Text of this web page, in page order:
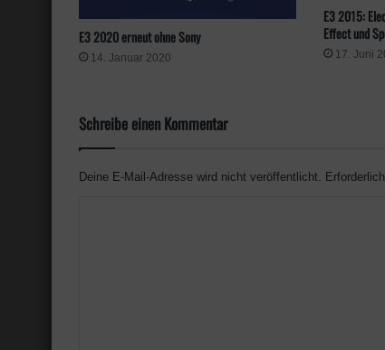
E3 2020 erneut ohne Sony
14. Januar 2020
E3 2015:
Effect und
17. Juni
Schreibe einen Kommentar
Deine E-Mail-Adresse wird nicht veröffentlicht.